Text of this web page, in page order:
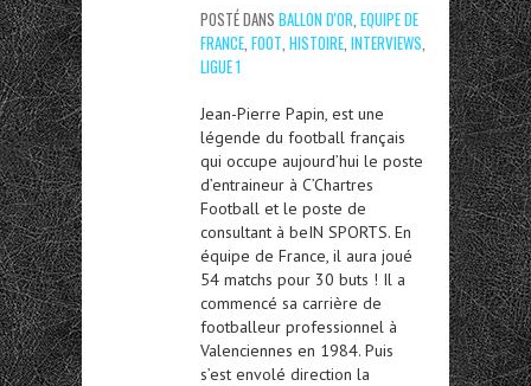
POSTÉ DANS BALLON D'OR, EQUIPE DE
FRANCE, FOOT, HISTOIRE, INTERVIEWS,
LIGUE 1
Jean-Pierre Papin, est une
légende du football français
qui occupe aujourd’hui le poste
d’entraineur à C’Chartres
Football et le poste de
consultant à beIN SPORTS. En
équipe de France, il aura joué
54 matchs pour 30 buts ! Il a
commencé sa carrière de
footballeur professionnel à
Valenciennes en 1984. Puis
s’est envolé direction la